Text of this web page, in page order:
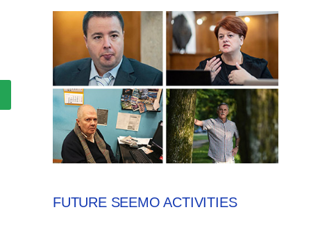
FUTURE SEEMO ACTIVITIES